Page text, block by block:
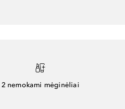
2 nemokami mėginėliai